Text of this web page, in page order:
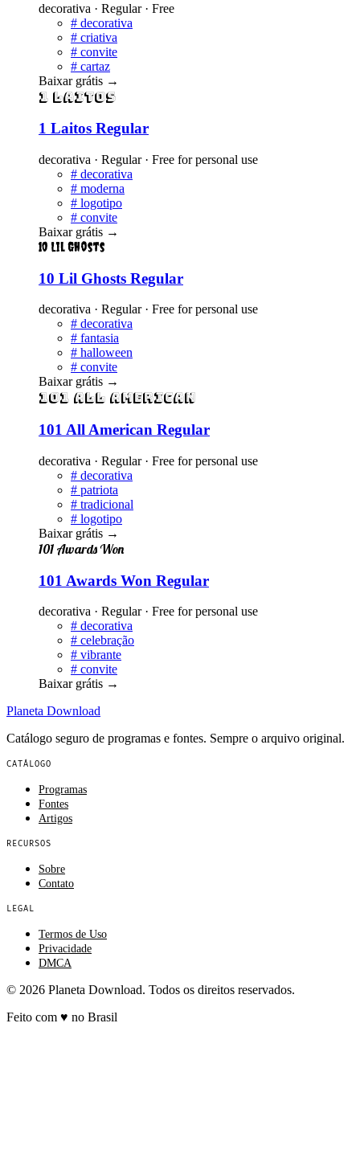
decorativa · Regular · Free
# decorativa
# criativa
# convite
# cartaz
Baixar grátis →
1 Laitos
1 Laitos Regular
decorativa · Regular · Free for personal use
# decorativa
# moderna
# logotipo
# convite
Baixar grátis →
10 Lil Ghosts
10 Lil Ghosts Regular
decorativa · Regular · Free for personal use
# decorativa
# fantasia
# halloween
# convite
Baixar grátis →
101 All American
101 All American Regular
decorativa · Regular · Free for personal use
# decorativa
# patriota
# tradicional
# logotipo
Baixar grátis →
101 Awards Won
101 Awards Won Regular
decorativa · Regular · Free for personal use
# decorativa
# celebração
# vibrante
# convite
Baixar grátis →
Planeta Download
Catálogo seguro de programas e fontes. Sempre o arquivo original.
CATÁLOGO
Programas
Fontes
Artigos
RECURSOS
Sobre
Contato
LEGAL
Termos de Uso
Privacidade
DMCA
© 2026 Planeta Download. Todos os direitos reservados.
Feito com ♥ no Brasil